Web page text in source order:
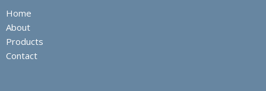
Home
About
Products
Contact